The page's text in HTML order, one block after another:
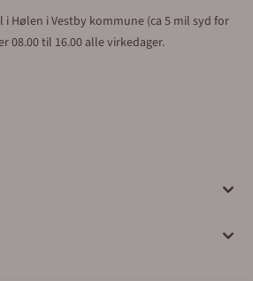
Hølen i Vestby kommune (ca 5 mil syd for
08.00 til 16.00 alle virkedager.